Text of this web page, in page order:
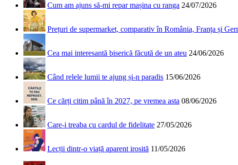
Cum am ajuns să-mi repar mașina cu ranga 24/07/2026
Prețuri de supermarket, comparativ în România, Franța și
Cea mai interesantă biserică făcută de un ateu 24/06/2026
Când relele lumii te ajung și-n paradis 15/06/2026
Ce cărți citim până în 2027, pe vremea asta 08/06/2026
Care-i treaba cu cardul de fidelitate 27/05/2026
Lecții dintr-o viață aparent irosită 11/05/2026